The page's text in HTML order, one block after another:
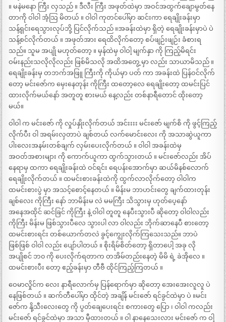
။ မနဲမနော ကြီး လှသည် ။ ဒီလီး ကြီး အဖုတ်ထဲမှာ အဝင်အထွက်ချောမွတ်နေ
တာကို ဝါဝါ အံ့သြ မိတယ် ။ ဝါဝါ ကုတင်ပေါ်မှာ ဆင်းကာ ရေချိုးခန်းမှာ
သန့်ရှင်းရေသွားလုပ်ဘို့ ပြင်လိုက်သည် ။အခန်းထဲမှာ ရှိတဲ့ ရေချိုးခန်းမှာပဲ ပဲ
သန့်စင်လိုက်တယ် ။ အဖုတ်အား ရေထိလိုက်တော့ စပ်ဖျဉ်းဖျဉ်း ခံစားရ
သည်။ သူမ အပျို မဟုတ်တော့ ။ မှန်ထဲမှ ဝါဝါ့ မျက်နှာ ကို ကြည့်မိရင်း
ဝမ်းနည်းသလိုလိုလည်း ဖြစ်မိသလို အထိအတွေ့ မှာ လည်း သာယာမိသည် ။
ရေချိုးခန်းမှ တဘက်အဖြူ ကြီးကို ကိုယ်မှာ ပတ် ကာ အခန်းထဲ ပြန်ဝင်လိုက်
တော့ မင်းဇော်က မှေးနေတုန်း ကိုကြီး ထတော့လေ ရေချိုးတော့ ထမင်းပြင်
ထားလိုက်မယ်နော် အတူတူ စားမယ် နေ့လည်း တစ်နာရီတောင် ထိုးတော့
မယ်။
ဝါဝါ က မင်းဇော် ကို လှုပ်နှိုးလိုက်တယ် အင်းးးး မင်းဇော် မျက်စိ ကို ဖွင့်ကြည့်
လိုက်ပီး ဝါ အရမ်းလှတာပဲ ချစ်တယ် လက်မောင်းလေး ကို အသာဆွဲယူကာ
ပါးလေးအနမ်းတစ်ချက် လှမ်းပေးလိုက်တယ် ။ ဝါဝါ အခန်းထဲမှ
အဝတ်အစားများ ကို ကောက်ယူကာ ထွက်သွားတယ် ။ မင်းဇော်လည်း အိပ်
နေရာမှ ထကာ ရေချိုးခန်းထဲ ဝင်ရင်း ရေပန်းအောက်မှာ ဆယ်မိနစ်လောက်
ရေချိုးလိုက်တယ် ။ ထမင်းစားခန်းထဲကို ထွက်လာလိုက်တော့ ဝါဝါက
ထမင်းစားပွဲ မှာ အသင့်စောင့်နေတယ် ။ မိန်းမ ဘာဟင်းတွေ ချက်ထားတုန်း
ချစ်လေး ကိုကြီး နော် ဘာမိန်းမ လဲ မမကြီး သိသွားမှ ဟုတ်ပေ့နော်
အနေအထိုင် ဆင်ခြင် ကိုကြီး နဲ့ ဝါဝါ တူတူ နေပီးသွားပီ ဆိုတော့ ဝါဝါလည်း
ကိုကြီး မိန်းမ ဖြစ်သွားပီလေ သွားပါ လာ ဝါလည်း ဘိုက်ဆာနေပီ စားတော့
ထမင်းစားရင်း တစ်ယောက်တလဲ ခွင့်ကျွေးလိုက်ကြသေးသည်။ ဘာပဲ
ဖြစ်ဖြစ် ဝါဝါ လည်း ပျော်ပါတယ် ။ စိုးရိမ်စိတ်တော့ ရှိတာပေါ့ အခု လို
အပျိုစင် ဘ၀ ကို ပေးလိုက်ရတာက တအိမ်တည်းနေတဲ့ မိမိ ရဲ့ ခဲအိုလေ ။
ထမင်းစားပီး တော့ ဧည့်ခန်းမှာ တီဗီ ထိုင်ကြည့်ကြတယ် ။
ဝေမာလှိုင်က လေး နာရီလောက်မှ ပြန်ရောက်မှာ ဆိုတော့ အေးအေးလူလူ ပဲ
နေဖြစ်တယ် ။ ဆက်တီပေါ်မှာ ထိုင်တဲ့ အချိန် မင်းဇော် ရင်ခွင်ထဲမှာ ပဲ ။မင်း
ဇော်က နို့သီးလေးတွေ ကို ပွတ်ချေပေးရင်း စကားတွေ ပြော ၊ ဝါဝါ ကလည်း
မင်းဇော် ရင်ခွင်ထဲမှာ အသာ မှီထားတယ် ။ ဝါ နာနေသေးလား မင်းဇော် က ဝါ့